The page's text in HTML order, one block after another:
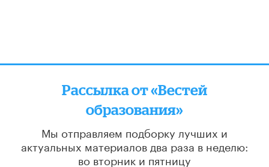
Рассылка от «Вестей
образования»
Мы отправляем подборку лучших и
актуальных материалов два раза в неделю:
во вторник и пятницу